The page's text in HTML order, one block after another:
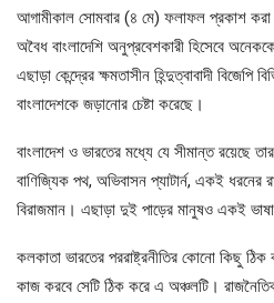
আগামীকাল সোমবার (৪ মে) ফলাফল প্রকাশ করা
অবৈধ বাংলাদেশি অনুপ্রবেশকারী হিসেবে
এছাড়া কেন্দ্রের ক্ষমতাসীন হিন্দুত্বাবাদী বিজেপি
বাংলাদেশকে জড়ানোর চেষ্টা করেছে।
বাংলাদেশ ও ভারতের মধ্যে যে সীমান্ত রয়েছে
বাণিজ্যিক পথ, অভিবাসন প্যাটার্ন, একই ধরনের
বিরাজমান। এছাড়া দুই পাড়ের মানুষও একই
কলকাতা ভারতের পররাষ্ট্রনীতির কোনো কিছু ঠিক
কাজ করবে সেটি ঠিক করে এ অঞ্চলটি।